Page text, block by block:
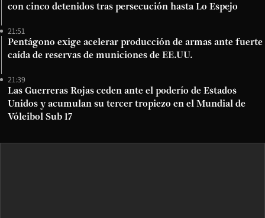
con cinco detenidos tras persecución hasta Lo Espejo
21:51
Pentágono exige acelerar producción de armas ante fuerte
caída de reservas de municiones de EE.UU.
21:39
Las Guerreras Rojas ceden ante el poderío de Estados
Unidos y acumulan su tercer tropiezo en el Mundial de
Vóleibol Sub 17